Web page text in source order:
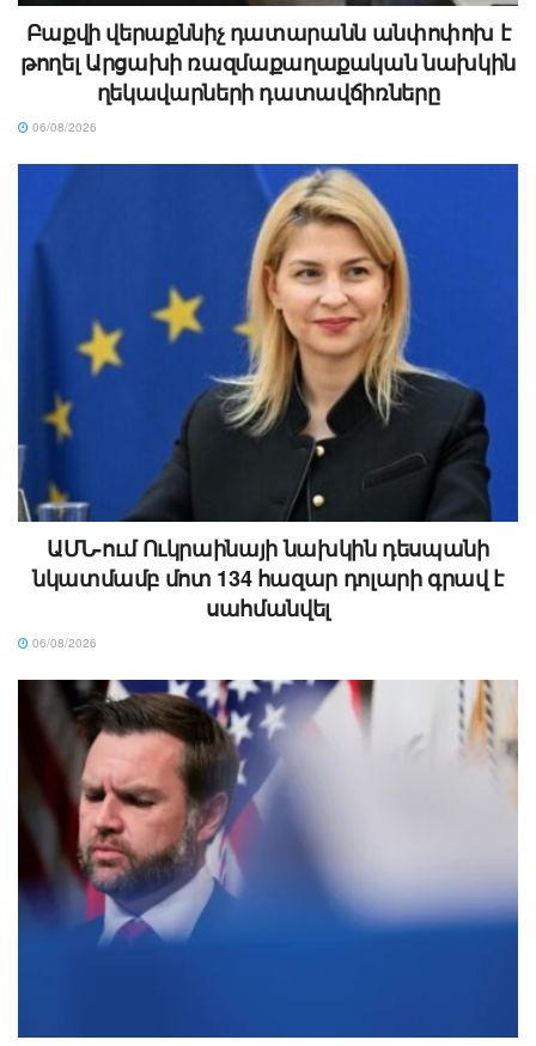
Բաքվի վերաքննիչ դատարանն անփոփոխ է
թողել Արցախի ռազմաքաղաքական նախկին
ղեկավարների դատավճիռները
06/08/2026
ԱՄՆ-ում Ուկրաինայի նախկին դեսպանի
նկատմամբ մոտ 134 հազար դոլարի գրավ է
սահմանվել
06/08/2026